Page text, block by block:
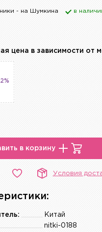
- на Шумкина в
цена в зависимости от
в корзину
Условия
Китай
nitki-0188